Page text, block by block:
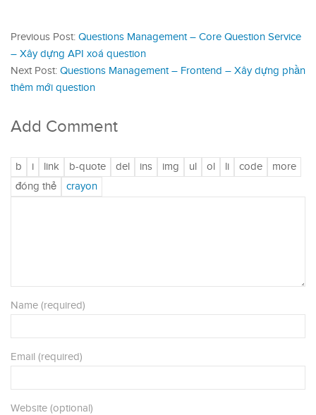
Previous Post: Questions Management – Core Question Service
– Xây dựng API xoá question
Next Post: Questions Management – Frontend – Xây dựng phần
thêm mới question
Add Comment
Name (required)
Email (required)
Website (optional)